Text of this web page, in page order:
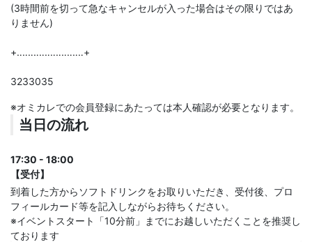
(3時間前を切って急なキャンセルが入った場合はその限りではあ
りません)
+‥‥‥‥‥‥‥‥‥‥‥‥+
3233035
※オミカレでの会員登録にあたっては本人確認が必要となります。
当日の流れ
17:30 - 18:00
【受付】
到着した方からソフトドリンクをお取りいただき、受付後、プロ
フィールカード等を記入しながらお待ちください。
※イベントスタート「10分前」までにお越しいただくことを推奨し
ております